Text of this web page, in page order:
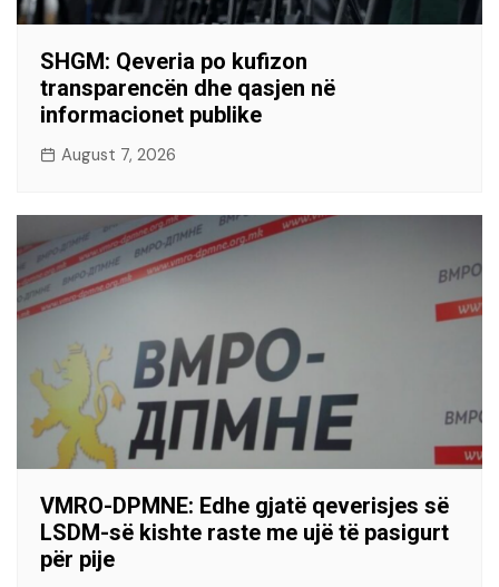
SHGM: Qeveria po kufizon
transparencën dhe qasjen në
informacionet publike
August 7, 2026
VMRO-DPMNE: Edhe gjatë qeverisjes së
LSDM-së kishte raste me ujë të pasigurt
për pije